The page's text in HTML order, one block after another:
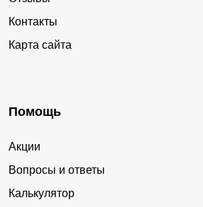
Контакты
Карта сайта
Помощь
Акции
Вопросы и ответы
Калькулятор